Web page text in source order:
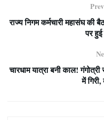
राज्य निगम कर्मचारी महासंघ की
पर हुई
चारधाम यात्रा बनी काल!
में